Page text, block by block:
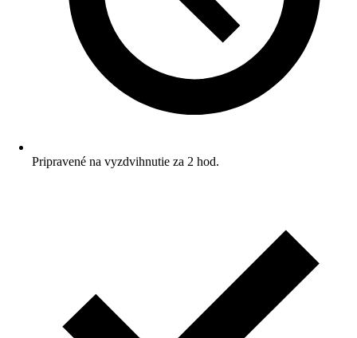
Pripravené na vyzdvihnutie za 2 hod.